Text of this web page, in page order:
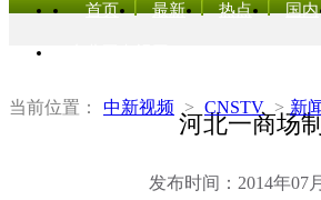
首页 最新 热点 国内
当前位置： 中新视频 > CNSTV > 新
河北一商场
发布时间：2014年07